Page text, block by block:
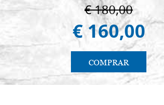
€ 180,00
€ 160,00
COMPRAR